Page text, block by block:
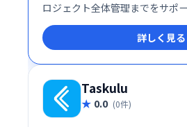
ロジェクト全体管理までをサポ
性向上に貢献します。シンプル
フェースで、スムーズな連携と
現します。
詳しく見る
Taskulu
0.0 (0件)